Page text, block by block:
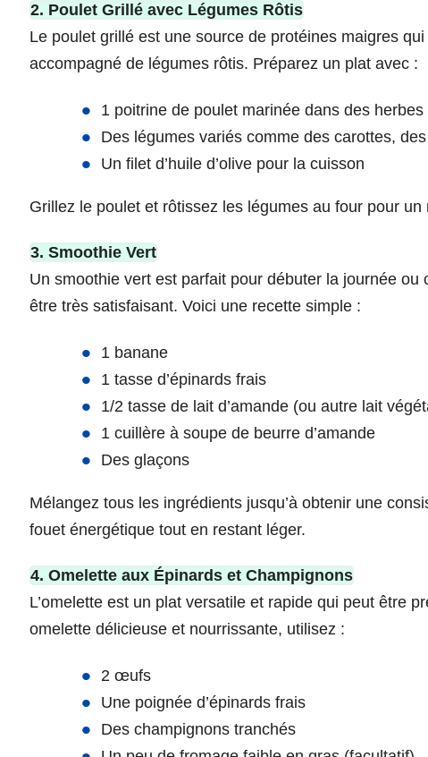
2. Poulet Grillé avec Légumes Rôtis
Le poulet grillé est une source de protéines maigres
accompagné de légumes rôtis. Préparez un plat avec :
1 poitrine de poulet marinée dans des
Des légumes variés comme des carottes,
Un filet d’huile d’olive pour la cuisson
Grillez le poulet et rôtissez les légumes au four pour
3. Smoothie Vert
Un smoothie vert est parfait pour débuter la journée
être très satisfaisant. Voici une recette simple :
1 banane
1 tasse d’épinards frais
1/2 tasse de lait d’amande (ou autre lait
1 cuillère à soupe de beurre d’amande
Des glaçons
Mélangez tous les ingrédients jusqu’à obtenir une
fouet énergétique tout en restant léger.
4. Omelette aux Épinards et Champignons
L’omelette est un plat versatile et rapide qui peut être
omelette délicieuse et nourrissante, utilisez :
2 œufs
Une poignée d’épinards frais
Des champignons tranchés